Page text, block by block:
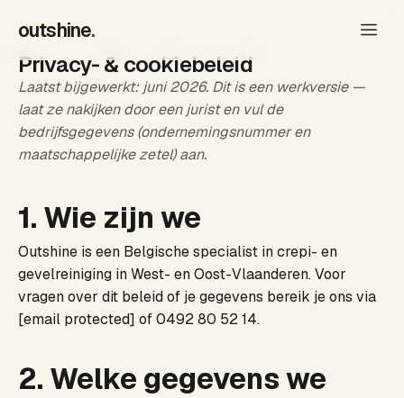
outshine.
Privacy- & cookiebeleid
Laatst bijgewerkt: juni 2026. Dit is een werkversie —
laat ze nakijken door een jurist en vul de
bedrijfsgegevens (ondernemingsnummer en
maatschappelijke zetel) aan.
1. Wie zijn we
Outshine is een Belgische specialist in crepi- en
gevelreiniging in West- en Oost-Vlaanderen. Voor
vragen over dit beleid of je gegevens bereik je ons via
[email protected] of0492 80 52 14.
2. Welke gegevens we